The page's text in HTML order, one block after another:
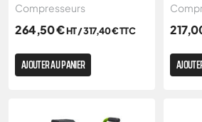
Compresseurs
264,50€HT /317,40€TTC
AJOUTER AU PANIER